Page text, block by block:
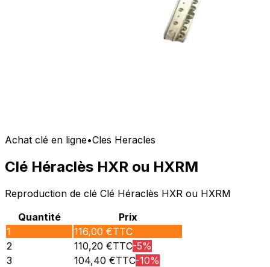
Achat clé en ligne•Cles Heracles
Clé Héraclès HXR ou HXRM
Reproduction de clé Clé Héraclès HXR ou HXRM
Quantité
Prix
1
116,00 €TTC
2
110,20 €TTC-5%
3
104,40 €TTC-10%